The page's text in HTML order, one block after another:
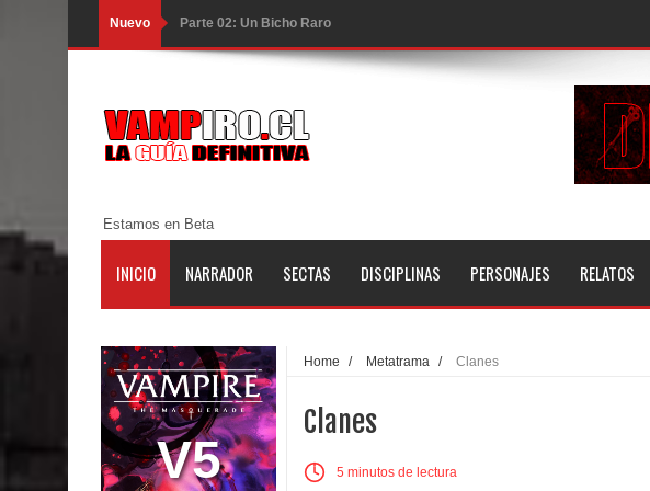
Nuevo Parte 02: Un Bicho Raro
Parte 01: Una Misión de Locos
Parte 03: Forastero en Tierra Muerta
Parte 10: El Secreto
Parte 06: El Trato con los Muertos
Parte 05: Sitiados
Parte 04: Se Descubre el Pastel
Parte 03: Una Piraña en el Bidé
Estamos en Beta
INICIO NARRADOR SECTAS DISCIPLINAS PERSONAJES RELATOS
V5
Home / Metatrama / Clanes
Clanes
5 minutos de lectura